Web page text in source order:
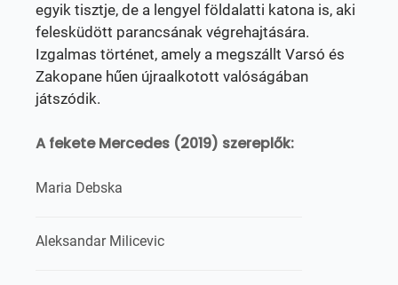
egyik tisztje, de a lengyel földalatti katona is, aki
felesküdött parancsának végrehajtására.
Izgalmas történet, amely a megszállt Varsó és
Zakopane hűen újraalkotott valóságában
játszódik.
A fekete Mercedes (2019) szereplők:
Maria Debska
Aleksandar Milicevic